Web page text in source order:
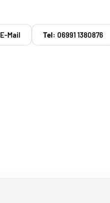
E-Mail Tel: 06991 1380876